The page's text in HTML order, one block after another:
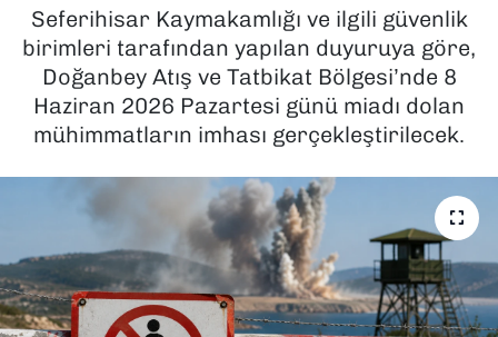
Seferihisar Kaymakamlığı ve ilgili güvenlik
birimleri tarafından yapılan duyuruya göre,
Doğanbey Atış ve Tatbikat Bölgesi’nde 8
Haziran 2026 Pazartesi günü miadı dolan
mühimmatların imhası gerçekleştirilecek.
KÜLTÜR SANAT
MAGAZİN
POLİTİKA
SAĞLIK
TEKNOLOJİ
Son Dakika Haberleri
Haber Arşivi